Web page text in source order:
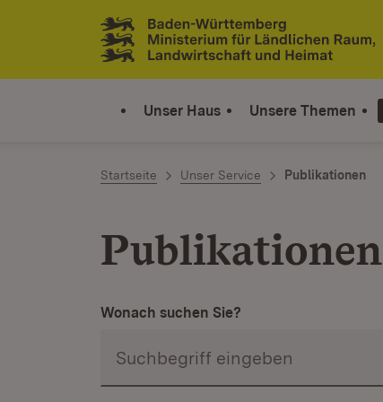
Zum Inhalt springen
Link zur Startseite
Unser Haus Unsere Themen
Startseite Unser Service Publikationen
Publikationen
Wonach suchen Sie?